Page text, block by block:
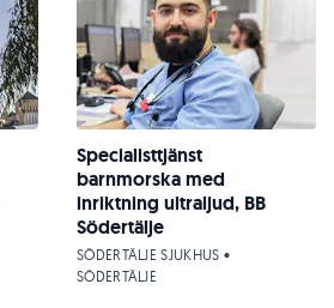
Specialisttjänst
barnmorska med
inriktning ultraljud, BB
Södertälje
SÖDERTÄLJE SJUKHUS •
SÖDERTÄLJE